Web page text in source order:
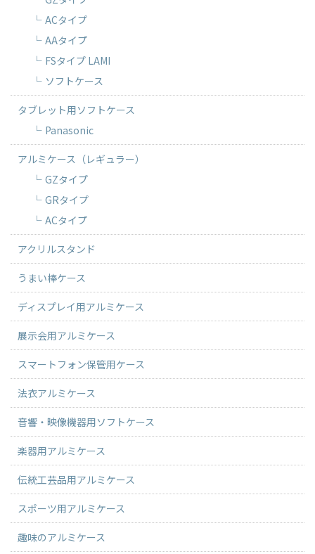
ACタイプ
AAタイプ
FSタイプ LAMI
ソフトケース
タブレット用ソフトケース
Panasonic
アルミケース（レギュラー）
GZタイプ
GRタイプ
ACタイプ
アクリルスタンド
うまい棒ケース
ディスプレイ用アルミケース
展示会用アルミケース
スマートフォン保管用ケース
法衣アルミケース
音響・映像機器用ソフトケース
楽器用アルミケース
伝統工芸品用アルミケース
スポーツ用アルミケース
趣味のアルミケース